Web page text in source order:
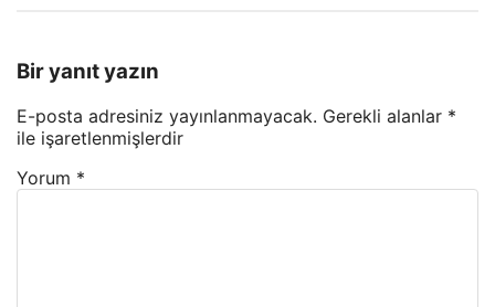
Bir yanıt yazın
E-posta adresiniz yayınlanmayacak. Gerekli alanlar *
ile işaretlenmişlerdir
Yorum *